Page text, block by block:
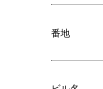
番地